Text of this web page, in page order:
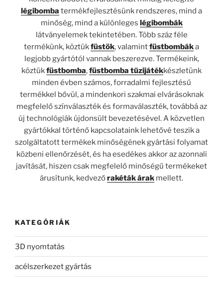
légibomba termékfejlesztésünk rendszeres, mind a
minőség, mind a különleges légibombák
látványelemek tekintetében. Több száz féle
termékünk, köztükfüstök, valamintfüstbombáka
legjobb gyártótól vannak beszerezve. Termékeink,
köztükfüstbomba,füstbomba tűzijátékkészletünk
minden évben számos, forradalmi fejlesztésű
termékkel bővül, a mindenkori szakmai elvárásoknak
megfelelő színválaszték és formaválaszték, továbbá az
új technológiák újdonsült bevezetésével. A közvetlen
gyártókkal történő kapcsolataink lehetővé teszik a
szolgáltatott termékek minőségének gyártási folyamat
közbeni ellenőrzését, és ha esedékes akkor az azonnali
javítását, hiszen csak megfelelő minőségű termékeket
árusítunk, kedvezőrakéták árak mellett.
KATEGÓRIÁK
3D nyomtatás
acélszerkezet gyártás